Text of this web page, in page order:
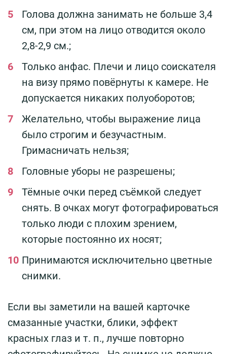
Голова должна занимать не больше 3,4
см, при этом на лицо отводится около
2,8-2,9 см.;
Только анфас. Плечи и лицо соискателя
на визу прямо повёрнуты к камере. Не
допускается никаких полуоборотов;
Желательно, чтобы выражение лица
было строгим и безучастным.
Гримасничать нельзя;
Головные уборы не разрешены;
Тёмные очки перед съёмкой следует
снять. В очках могут фотографироваться
только люди с плохим зрением,
которые постоянно их носят;
Принимаются исключительно цветные
снимки.
Если вы заметили на вашей карточке
смазанные участки, блики, эффект
красных глаз и т. п., лучше повторно